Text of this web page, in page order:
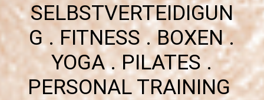
SELBSTVERTEIDIGUN
G . FITNESS . BOXEN .
YOGA . PILATES .
PERSONAL TRAINING